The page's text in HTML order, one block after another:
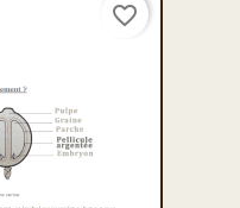
favorite_border